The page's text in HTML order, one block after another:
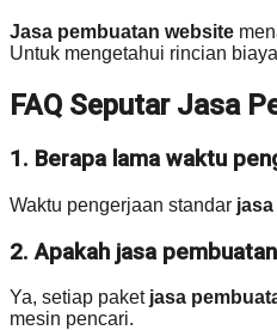
Jasa pembuatan website
Untuk mengetahui rincian
FAQ Seputar Jasa
1. Berapa lama waktu
Waktu pengerjaan standar
2. Apakah jasa
Ya, setiap paket jasa
mesin pencari.